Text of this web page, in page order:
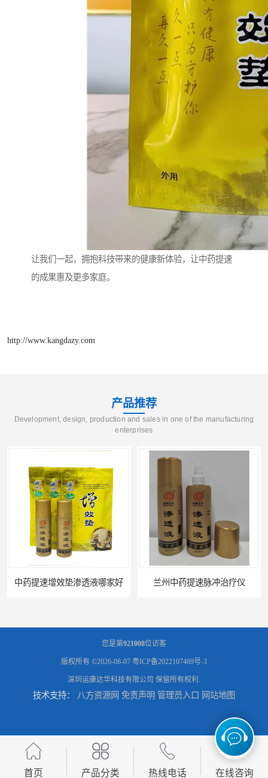
让我们一起，拥抱科技带来的健康新体验，让中药提速
的成果惠及更多家庭。
http://www.kangdazy.com
产品推荐
Development, design, production and sales in one of the manufacturing
enterprises
兰州中药提速脉冲治疗仪 家用中药提速治疗仪报价
天水康达中药提速 中药提速理疗仪牌子
您是第921008位访客
版权所有 ©2026-08-07 粤ICP备2022107469号-3
深圳运康达华科技有限公司 保留所有权利.
技术支持： 八方资源网 免责声明 管理员入口 网站地图
首页 产品分类 热线电话 在线咨询